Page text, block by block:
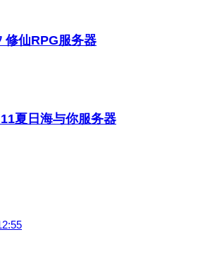
修仙RPG服务器
夏日海与你服务器